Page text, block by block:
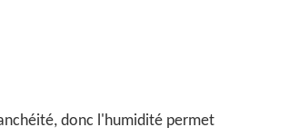
donc l'humidité permet